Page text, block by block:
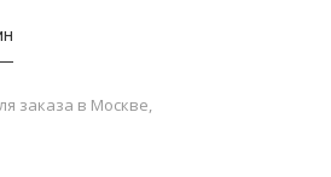
заказа в Москве,